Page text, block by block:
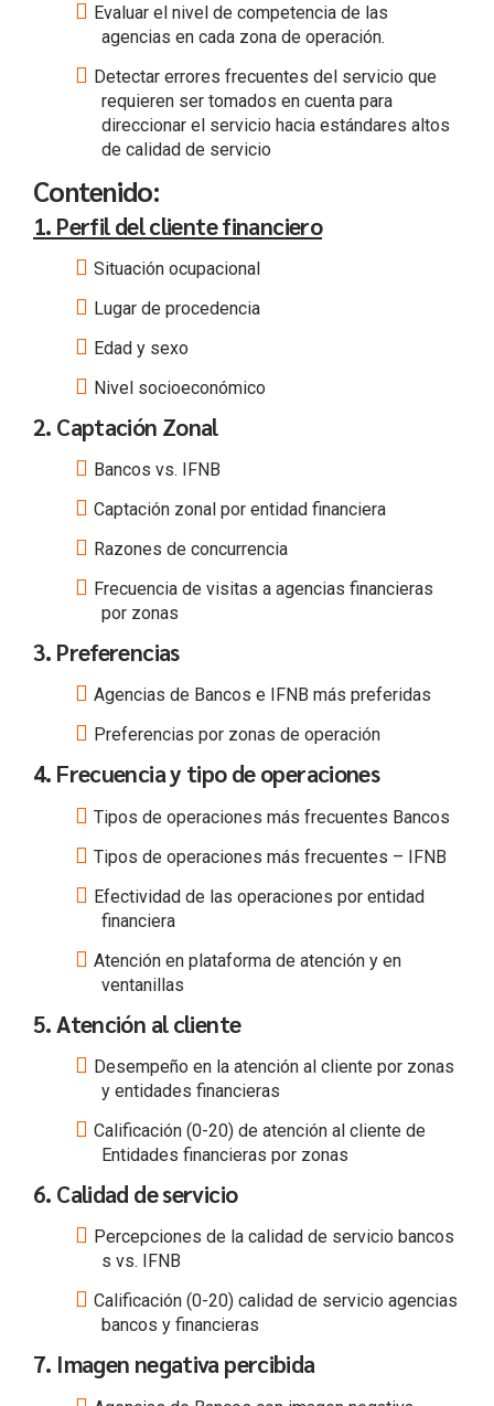
Evaluar el nivel de competencia de las
agencias en cada zona de operación.
Detectar errores frecuentes del servicio que
requieren ser tomados en cuenta para
direccionar el servicio hacia estándares altos
de calidad de servicio
Contenido:
1. Perfil del cliente financiero
Situación ocupacional
Lugar de procedencia
Edad y sexo
Nivel socioeconómico
2. Captación Zonal
Bancos vs. IFNB
Captación zonal por entidad financiera
Razones de concurrencia
Frecuencia de visitas a agencias financieras
por zonas
3. Preferencias
Agencias de Bancos e IFNB más preferidas
Preferencias por zonas de operación
4. Frecuencia y tipo de operaciones
Tipos de operaciones más frecuentes Bancos
Tipos de operaciones más frecuentes – IFNB
Efectividad de las operaciones por entidad
financiera
Atención en plataforma de atención y en
ventanillas
5. Atención al cliente
Desempeño en la atención al cliente por zonas
y entidades financieras
Calificación (0-20) de atención al cliente de
Entidades financieras por zonas
6. Calidad de servicio
Percepciones de la calidad de servicio bancos
s vs. IFNB
Calificación (0-20) calidad de servicio agencias
bancos y financieras
7. Imagen negativa percibida